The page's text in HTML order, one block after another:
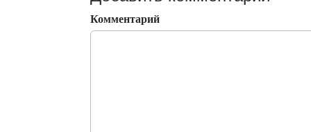
Комментарий